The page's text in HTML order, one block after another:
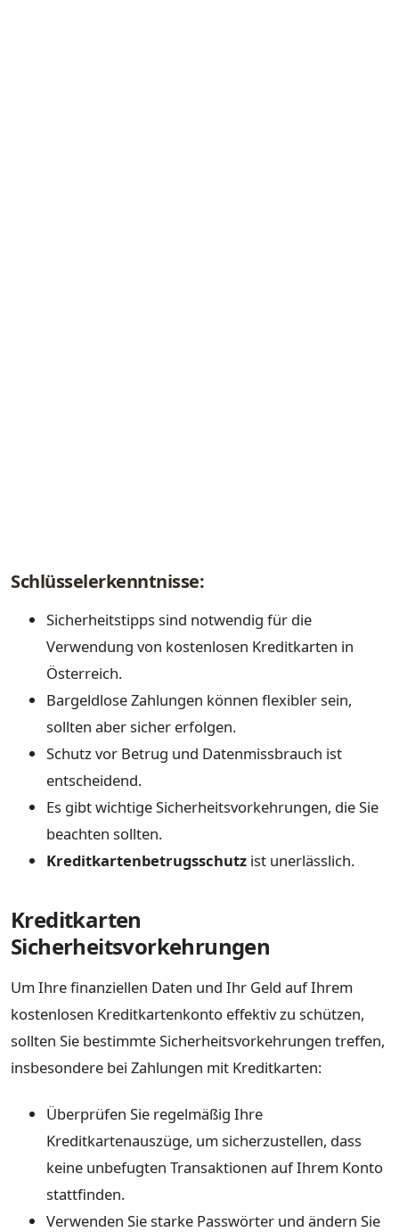
Schlüsselerkenntnisse:
Sicherheitstipps sind notwendig für die
Verwendung von kostenlosen Kreditkarten in
Österreich.
Bargeldlose Zahlungen können flexibler sein,
sollten aber sicher erfolgen.
Schutz vor Betrug und Datenmissbrauch ist
entscheidend.
Es gibt wichtige Sicherheitsvorkehrungen, die Sie
beachten sollten.
Kreditkartenbetrugsschutz ist unerlässlich.
Kreditkarten
Sicherheitsvorkehrungen
Um Ihre finanziellen Daten und Ihr Geld auf Ihrem
kostenlosen Kreditkartenkonto effektiv zu schützen,
sollten Sie bestimmte Sicherheitsvorkehrungen treffen,
insbesondere bei Zahlungen mit Kreditkarten:
Überprüfen Sie regelmäßig Ihre
Kreditkartenauszüge, um sicherzustellen, dass
keine unbefugten Transaktionen auf Ihrem Konto
stattfinden.
Verwenden Sie starke Passwörter und ändern Sie